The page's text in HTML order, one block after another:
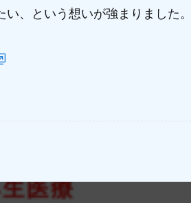
、という想いが強まりました。